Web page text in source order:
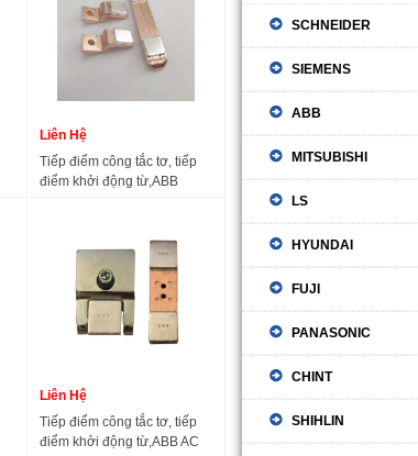
Liên Hệ
Tiếp điểm công tắc tơ, tiếp
điểm khởi động từ,ABB
Liên Hệ
Tiếp điểm công tắc tơ, tiếp
điểm khởi động từ,ABB AC
SCHNEIDER
SIEMENS
ABB
MITSUBISHI
LS
HYUNDAI
FUJI
PANASONIC
CHINT
SHIHLIN